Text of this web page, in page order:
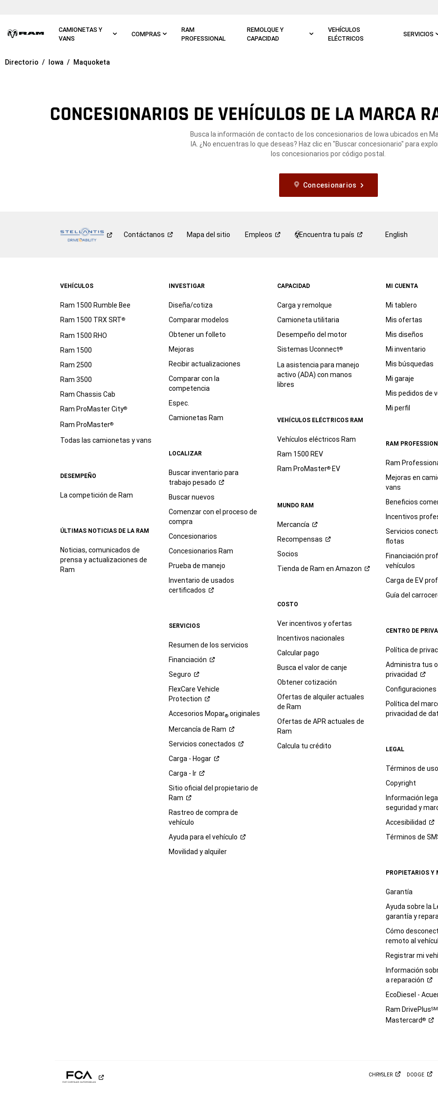
CAMIONETAS Y
VANS
COMPRAS
RAM
PROFESSIONAL
REMOLQUE Y
CAPACIDAD
VEHÍCULOS
ELÉCTRICOS
SERVICIOS
Ir a
Directorio Iowa Maquoketa
CONCESIONARIOS DE VEHÍCULOS DE LA MARCA
Busca la información de contacto de los concesionarios de Iowa ubicados en
IA. ¿No encuentras lo que deseas? Haz clic en "Buscar concesionario" para
los concesionarios por código postal.
Concesionarios
Contáctanos Mapa del sitio Empleos Encuentra tu país English
VEHÍCULOS
Ram 1500 Rumble Bee
Ram 1500 TRX SRT®
Ram 1500 RHO
Ram 1500
Ram 2500
Ram 3500
Ram Chassis Cab
Ram ProMaster City®
Ram ProMaster®
Todas las camionetas y vans
DESEMPEÑO
La competición de Ram
ÚLTIMAS NOTICIAS DE LA RAM
Noticias, comunicados de
prensa y actualizaciones de
Ram
INVESTIGAR
Diseña/cotiza
Comparar modelos
Obtener un folleto
Mejoras
Recibir actualizaciones
Comparar con la
competencia
Espec.
Camionetas Ram
LOCALIZAR
Buscar inventario para
trabajo pesado
Buscar nuevos
Comenzar con el proceso de
compra
Concesionarios
Concesionarios Ram
Prueba de manejo
Inventario de usados
certificados
SERVICIOS
Resumen de los servicios
Financiación
Seguro
FlexCare Vehicle
Protection
Accesorios Mopar®originales
Mercancía de Ram
Servicios conectados
Carga - Hogar
Carga - Ir
Sitio oficial del propietario de
Ram
Rastreo de compra de
vehículo
Ayuda para el vehículo
Movilidad y alquiler
CAPACIDAD
Carga y remolque
Camioneta utilitaria
Desempeño del motor
Sistemas Uconnect®
La asistencia para manejo
activo (ADA) con manos
libres
VEHÍCULOS ELÉCTRICOS RAM
Vehículos eléctricos Ram
Ram 1500 REV
Ram ProMaster®EV
MUNDO RAM
Mercancía
Recompensas
Socios
Tienda de Ram en Amazon
COSTO
Ver incentivos y ofertas
Incentivos nacionales
Calcular pago
Busca el valor de canje
Obtener cotización
Ofertas de alquiler actuales
de Ram
Ofertas de APR actuales de
Ram
Calcula tu crédito
MI CUENTA
Mi tablero
Mis ofertas
Mis diseños
Mi inventario
Mis búsquedas
Mi garaje
Mis pedidos de
Mi perfil
RAM
Ram
Mejoras en
vans
Beneficios
Incentivos
Servicios
flotas
Financiación
vehículos
Carga de EV
Guía del
CENTRO DE
Política de
Administra tus
privacidad
Configuraciones
Política del
privacidad de
LEGAL
Términos de uso
Copyright
Información
seguridad y
Accesibilidad
Términos de
PROPIETARIOS Y
Garantía
Ayuda sobre la
garantía y
Cómo
remoto al
Registrar mi
Información
areparación
EcoDiesel -
Ram DrivePlusSM
Mastercard®
CHRYSLER DODGE